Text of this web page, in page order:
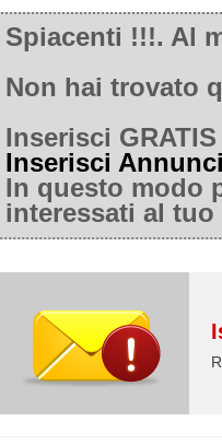
Spiacenti !!!. Al
Non hai trovato
Inserisci
Inserisci
In questo modo
interessati al